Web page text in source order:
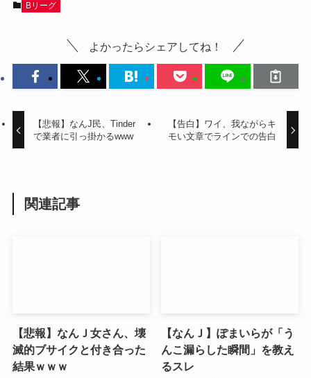
Bリーグ
よかったらシェアしてね！
【悲報】なんJ民、Tinder
で業者に引っ掛かるwww
【告白】ワイ、我ながらキ
モい文章でラインでの告白
関連記事
【悲報】なんＪ女さん、壊
滅的ブサイクと付き合った
結果ｗｗｗ
【なんＪ】ぽまいらが「う
んこ漏らした瞬間」を教え
るスレ